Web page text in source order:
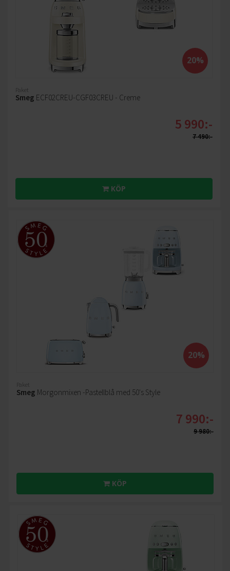
20%
Paket
Smeg ECF02CREU-CGF03CREU - Creme
5 990:-
7 490:-
KÖP
20%
Paket
Smeg Morgonmixen -Pastellblå med 50's Style
7 990:-
9 980:-
KÖP